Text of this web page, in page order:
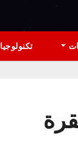
تكنولوجيا